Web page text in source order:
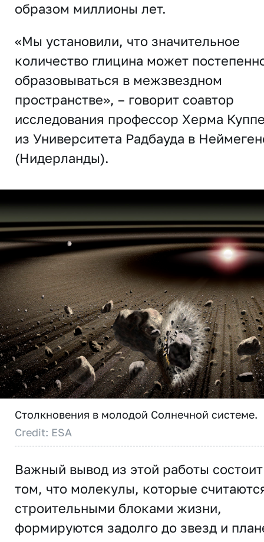
образом миллионы лет.
«Мы установили, что значительное
количество глицина может
образовываться в межзвездном
пространстве», – говорит соавтор
исследования профессор Херма
из Университета Радбауда в
(Нидерланды).
Столкновения в молодой Солнечной системе.
Credit: ESA
Важный вывод из этой работы
том, что молекулы, которые
строительными блоками жизни,
формируются задолго до звезд и